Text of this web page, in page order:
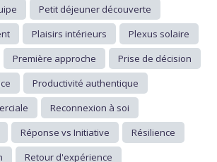
Petit déjeuner découverte
Plaisirs intérieurs
Plexus solaire
Première approche
Prise de décision
Productivité authentique
Reconnexion à soi
Réponse vs Initiative
Résilience
Retour d'expérience